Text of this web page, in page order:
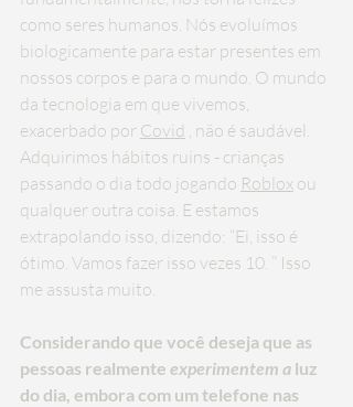
como seres humanos. Nós evoluímos
biologicamente para estar presentes em
nossos corpos e para o mundo. O mundo
da tecnologia em que vivemos,
exacerbado por Covid , não é saudável.
Adquirimos hábitos ruins - crianças
passando o dia todo jogando Roblox ou
qualquer outra coisa. E estamos
extrapolando isso, dizendo: “Ei, isso é
ótimo. Vamos fazer isso vezes 10. ” Isso
me assusta muito.
Considerando que você deseja que as
pessoas realmente experimentem a luz
do dia, embora com um telefone nas